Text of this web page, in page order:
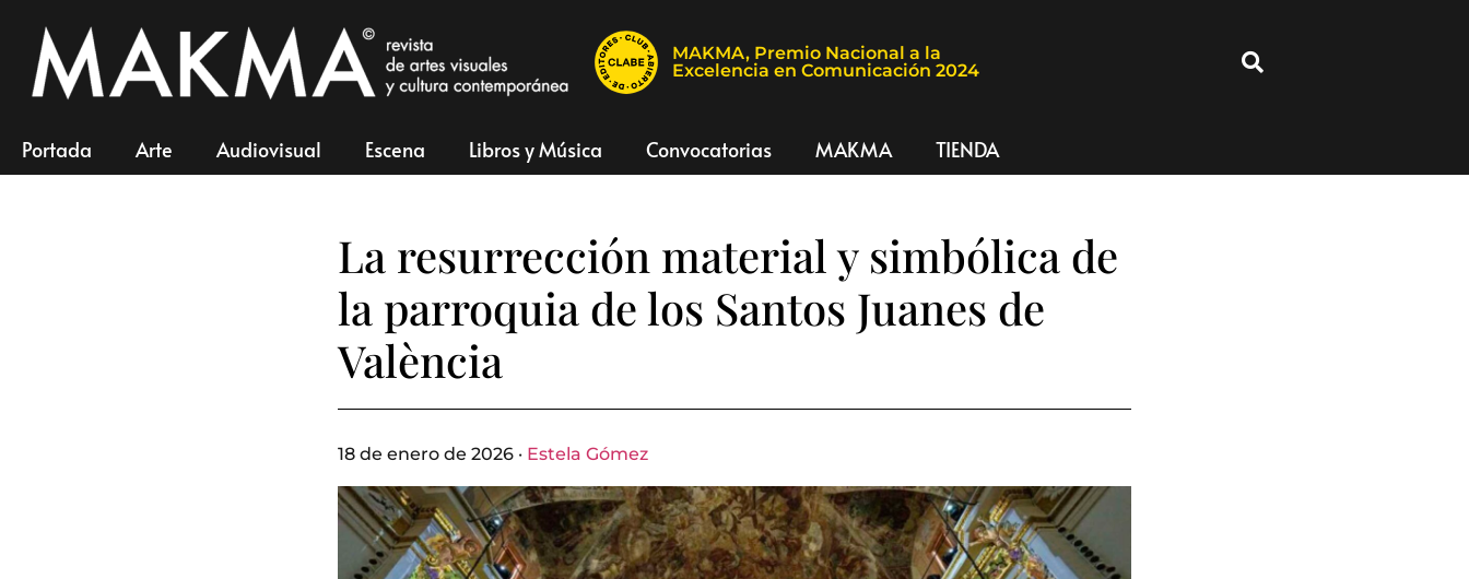
MAKMA, Premio Nacional a la
Excelencia en Comunicación 2024
Portada Arte Audiovisual Escena Libros y Música Convocatorias MAKMA TIENDA
La resurrección material y simbólica de
la parroquia de los Santos Juanes de
València
18 de enero de 2026 · Estela Gómez